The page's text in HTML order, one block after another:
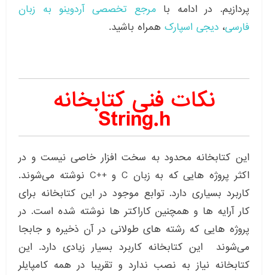
پردازیم. در ادامه با مرجع تخصصی آردوینو به زبان
فارسی، دیجی اسپارک همراه باشید.
نکات فنی کتابخانه
String.h
این کتابخانه محدود به سخت افزار خاصی نیست و در
اکثر پروژه هایی که به زبان C و ++C نوشته می‌شوند.
کاربرد بسیاری دارد. توابع موجود در این کتابخانه برای
کار آرایه ها و همچنین کاراکتر ها نوشته شده است. در
پروژه هایی که رشته های طولانی در آن ذخیره و جابجا
می‌شوند این کتابخانه کاربرد بسیار زیادی دارد. این
کتابخانه نیاز به نصب ندارد و تقریبا در همه کامپایلر